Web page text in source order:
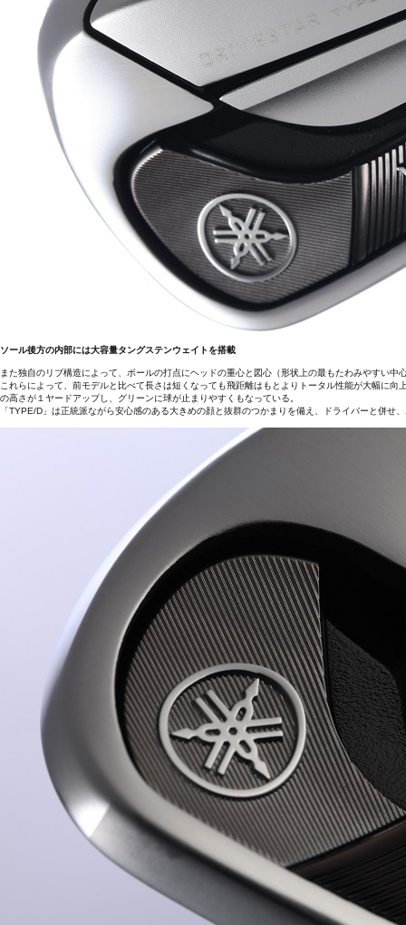
ソール後方の内部には大容量タングステンウェイトを搭載
また独自のリブ構造によって、ボールの打点にヘッドの重心と図心（形状上の最もたわみやすい
これらによって、前モデルと比べて長さは短くなっても飛距離はもとよりトータル性能が大幅に
の高さが１ヤードアップし、グリーンに球が止まりやすくもなっている。
「TYPE/D」は正統派ながら安心感のある大きめの顔と抜群のつかまりを備え、ドライバーと併